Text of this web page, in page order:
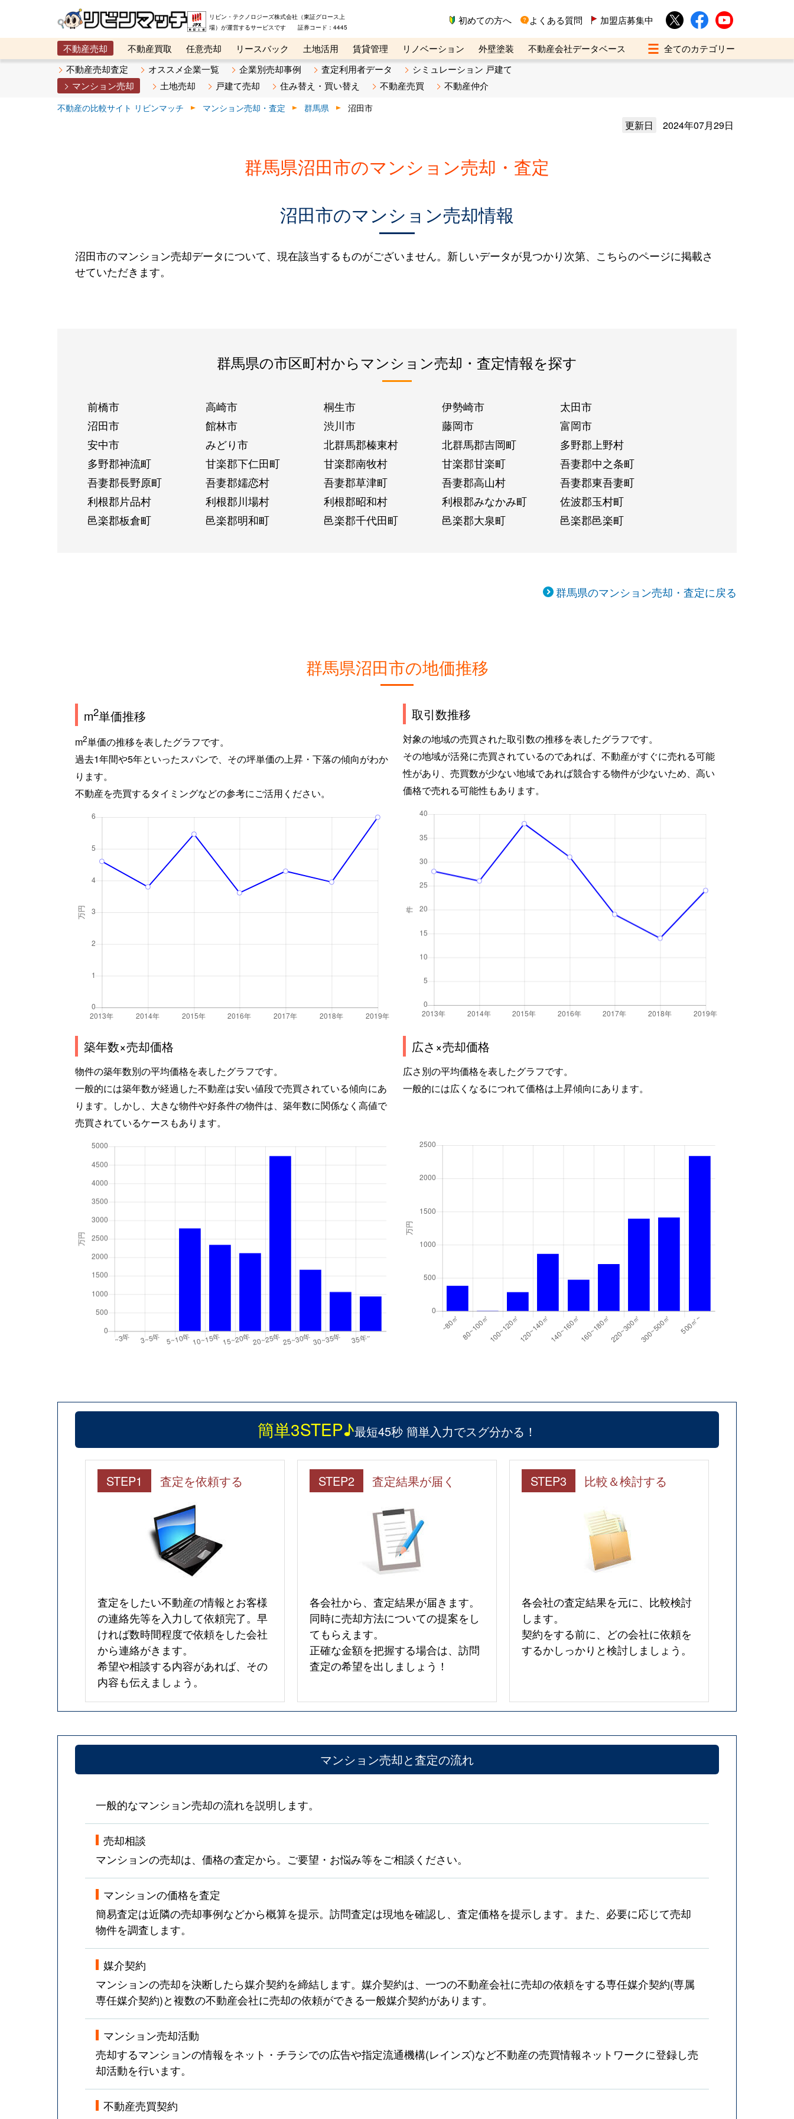
リビン・テクノロジーズ株式会社（東証グロース上
場）が運営するサービスです 証券コード：4445
初めての方へ よくある質問 加盟店募集中
不動産売却 不動産買取 任意売却 リースバック 土地活用 賃貸管理 リノベーション 外壁塗装
不動産会社データベース
メタ住宅展示場
ベスト不動産カンパニー オンライン講座 リビンマガジンBiz 不動産売却ご相談デスク
不動産売却査定 オススメ企業一覧 企業別売却事例 査定利用者データ
シミュレーション 戸建て
マンション売却
土地売却 戸建て売却 住み替え・買い替え 不動産売買 不動産仲介
不動産の比較サイト リビンマッチ マンション売却・査定 群馬県 沼田市
更新日 2024年07月29日
群馬県沼田市のマンション売却・査定
沼田市のマンション売却情報
沼田市のマンション売却データについて、現在該当するものがございません。新しいデータが見つかり次第、こちらのページに掲載さ
せていただきます。
群馬県の市区町村からマンション売却・査定情報を探す
前橋市 高崎市 桐生市 伊勢崎市
太田市
沼田市
館林市 渋川市 藤岡市
富岡市
安中市
みどり市 北群馬郡榛東村 北群馬郡吉岡町
多野郡上野村
多野郡神流町
甘楽郡下仁田町 甘楽郡南牧村 甘楽郡甘楽町
吾妻郡中之条町
吾妻郡長野原町
吾妻郡嬬恋村 吾妻郡草津町 吾妻郡高山村
吾妻郡東吾妻町
利根郡片品村
利根郡川場村 利根郡昭和村 利根郡みなかみ町
佐波郡玉村町
邑楽郡板倉町
邑楽郡明和町 邑楽郡千代田町 邑楽郡大泉町 邑楽郡邑楽町
群馬県のマンション売却・査定に戻る
群馬県沼田市の地価推移
m2単価推移
m2単価の推移を表したグラフです。
過去1年間や5年といったスパンで、その坪単価の上昇・下落の傾向がわか
ります。
不動産を売買するタイミングなどの参考にご活用ください。
取引数推移
対象の地域の売買された取引数の推移を表したグラフです。
その地域が活発に売買されているのであれば、不動産がすぐに売れる可能
性があり、売買数が少ない地域であれば競合する物件が少ないため、高い
価格で売れる可能性もあります。
築年数×売却価格
物件の築年数別の平均価格を表したグラフです。
一般的には築年数が経過した不動産は安い値段で売買されている傾向にあ
ります。しかし、大きな物件や好条件の物件は、築年数に関係なく高値で
売買されているケースもあります。
広さ×売却価格
広さ別の平均価格を表したグラフです。
一般的には広くなるにつれて価格は上昇傾向にあります。
簡単3STEP♪最短45秒 簡単入力でスグ分かる！
STEP1 査定を依頼する
査定をしたい不動産の情報とお客様
の連絡先等を入力して依頼完了。早
ければ数時間程度で依頼をした会社
から連絡がきます。
希望や相談する内容があれば、その
内容も伝えましょう。
STEP2 査定結果が届く
各会社から、査定結果が届きます。
同時に売却方法についての提案をし
てもらえます。
正確な金額を把握する場合は、訪問
査定の希望を出しましょう！
STEP3 比較＆検討する
各会社の査定結果を元に、比較検討
します。
契約をする前に、どの会社に依頼を
するかしっかりと検討しましょう。
マンション売却と査定の流れ
一般的なマンション売却の流れを説明します。
売却相談
マンションの売却は、価格の査定から。ご要望・お悩み等をご相談ください。
マンションの価格を査定
簡易査定は近隣の売却事例などから概算を提示。訪問査定は現地を確認し、査定価格を提示します。また、必要に応じて売却
物件を調査します。
媒介契約
マンションの売却を決断したら媒介契約を締結します。媒介契約は、一つの不動産会社に売却の依頼をする専任媒介契約(専属
専任媒介契約)と複数の不動産会社に売却の依頼ができる一般媒介契約があります。
マンション売却活動
売却するマンションの情報をネット・チラシでの広告や指定流通機構(レインズ)など不動産の売買情報ネットワークに登録し売
却活動を行います。
不動産売買契約